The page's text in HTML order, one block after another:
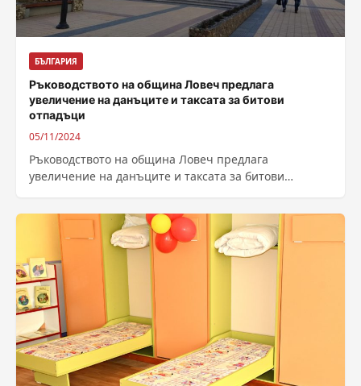
БЪЛГАРИЯ
Ръководството на община Ловеч предлага
увеличение на данъците и таксата за битови
отпадъци
05/11/2024
Ръководството на община Ловеч предлага
увеличение на данъците и таксата за битови